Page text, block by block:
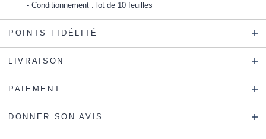
Conditionnement : lot de 10 feuilles
POINTS FIDÉLITÉ
LIVRAISON
PAIEMENT
DONNER SON AVIS